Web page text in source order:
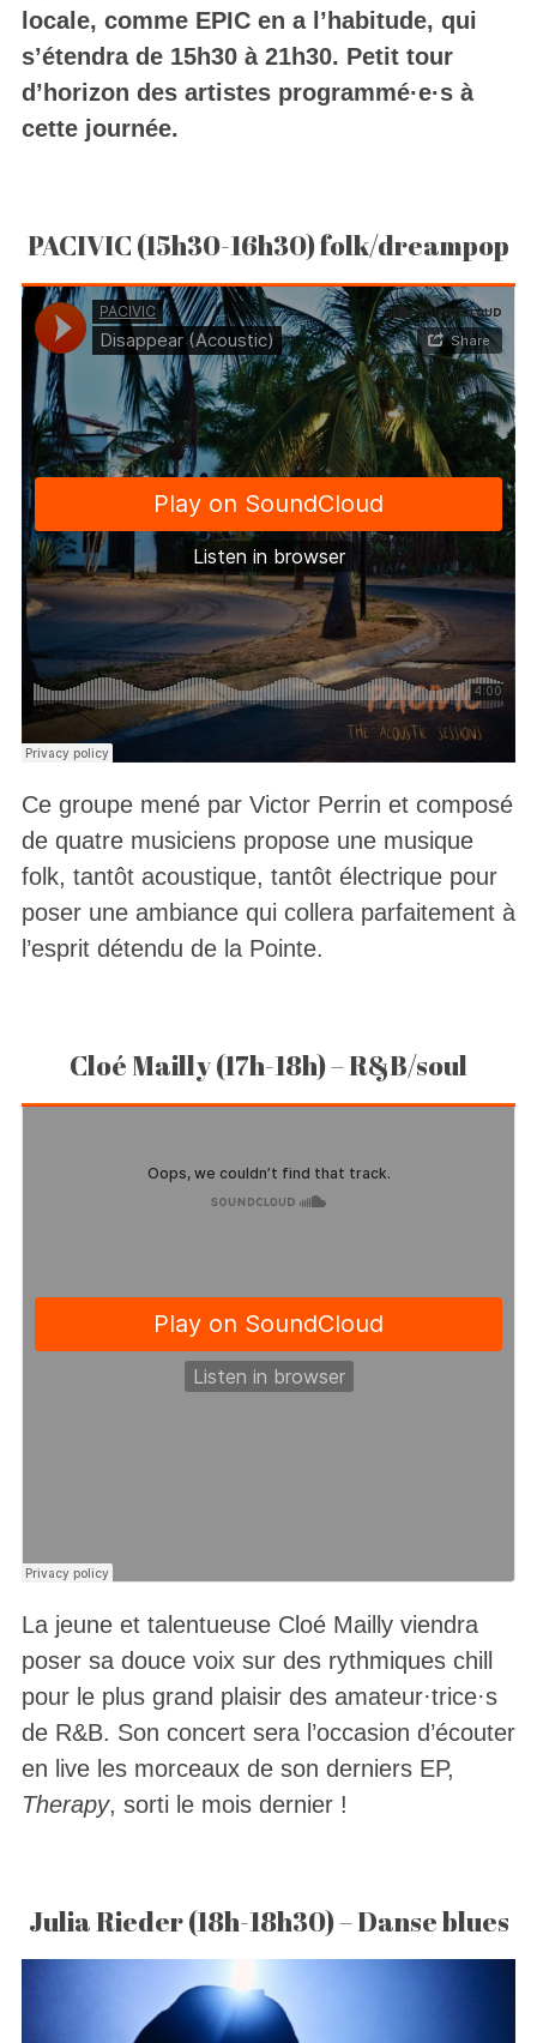
locale, comme EPIC en a l’habitude, qui
s’étendra de 15h30 à 21h30. Petit tour
d’horizon des artistes programmé·e·s à
cette journée.
PACIVIC (15h30-16h30) folk/dreampop
Ce groupe mené par Victor Perrin et composé
de quatre musiciens propose une musique
folk, tantôt acoustique, tantôt électrique pour
poser une ambiance qui collera parfaitement à
l’esprit détendu de la Pointe.
Cloé Mailly (17h-18h) – R&B/soul
La jeune et talentueuse Cloé Mailly viendra
poser sa douce voix sur des rythmiques chill
pour le plus grand plaisir des amateur·trice·s
de R&B. Son concert sera l’occasion d’écouter
en live les morceaux de son derniers EP,
Therapy, sorti le mois dernier !
Julia Rieder (18h-18h30) – Danse blues